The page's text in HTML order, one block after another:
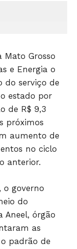
Grosso
e Energia o
do serviço de
estado por
de R$ 9,3
próximos
aumento de
no ciclo
anterior.
o governo
do
Aneel, órgão
as
padrão de